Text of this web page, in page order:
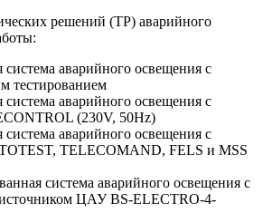
решений (ТР) аварийного
аварийного освещения с
тестированием
аварийного освещения с
(230V, 50Hz)
аварийного освещения с
TELECOMAND, FELS и MSS
система аварийного освещения с
ЦАУ BS-ELECTRO-4-